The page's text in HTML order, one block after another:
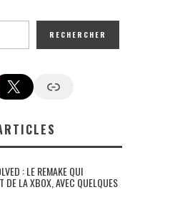
RECHERCHER
X Google News
: LE REMAKE QUI
DE LA XBOX, AVEC QUELQUES